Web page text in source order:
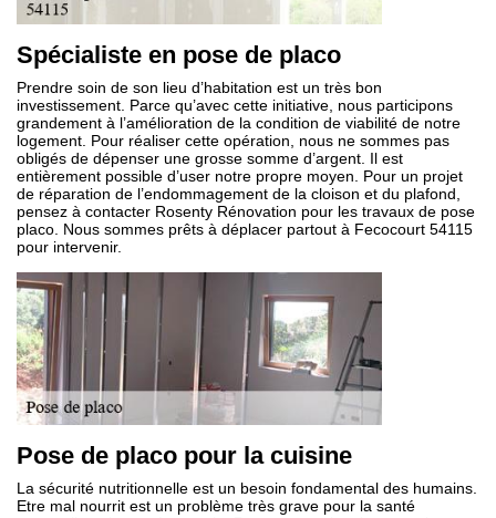
Spécialiste en pose de placo
Prendre soin de son lieu d’habitation est un très bon
investissement. Parce qu’avec cette initiative, nous participons
grandement à l’amélioration de la condition de viabilité de notre
logement. Pour réaliser cette opération, nous ne sommes pas
obligés de dépenser une grosse somme d’argent. Il est
entièrement possible d’user notre propre moyen. Pour un projet
de réparation de l’endommagement de la cloison et du plafond,
pensez à contacter Rosenty Rénovation pour les travaux de pose
placo. Nous sommes prêts à déplacer partout à Fecocourt 54115
pour intervenir.
Pose de placo pour la cuisine
La sécurité nutritionnelle est un besoin fondamental des humains.
Etre mal nourrit est un problème très grave pour la santé